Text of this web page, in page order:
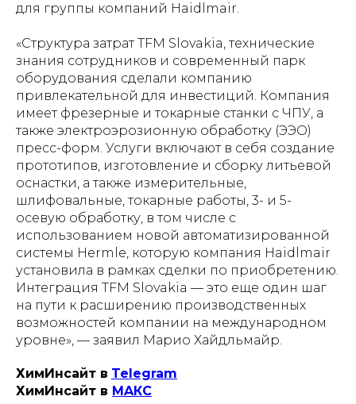
для группы компаний Haidlmair.
«Структура затрат TFM Slovakia, технические
знания сотрудников и современный парк
оборудования сделали компанию
привлекательной для инвестиций. Компания
имеет фрезерные и токарные станки с ЧПУ, а
также электроэрозионную обработку (ЭЭО)
пресс-форм. Услуги включают в себя создание
прототипов, изготовление и сборку литьевой
оснастки, а также измерительные,
шлифовальные, токарные работы, 3- и 5-
осевую обработку, в том числе с
использованием новой автоматизированной
системы Hermle, которую компания Haidlmair
установила в рамках сделки по приобретению.
Интеграция TFM Slovakia — это еще один шаг
на пути к расширению производственных
возможностей компании на международном
уровне», — заявил Марио Хайдльмайр.
ХимИнсайт в Telegram
ХимИнсайт в MAКС